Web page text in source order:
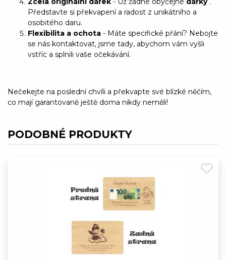
Představte si překvapení a radost z unikátního a
osobitého daru.
Flexibilita a ochota - Máte specifické přání? Nebojte
se nás kontaktovat, jsme tady, abychom vám vyšli
vstříc a splnili vaše očekávání.
Nečekejte na poslední chvíli a překvapte své blízké něčím,
co mají garantovaně ještě doma nikdy neměli!
PODOBNÉ PRODUKTY